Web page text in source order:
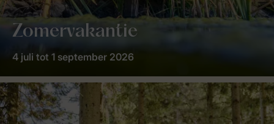
Zomervakantie
4 juli tot 1 september 2026